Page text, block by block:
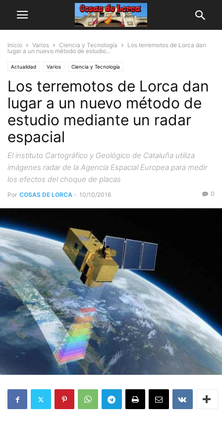
Inicio Varios Ciencia y Tecnología
Los terremotos de Lorca dan
lugar a un nuevo método de estudio...
Actualidad Varios Ciencia y Tecnología
Los terremotos de Lorca dan
lugar a un nuevo método de
estudio mediante un radar
espacial
El instituto Cartográfico y Geológico de Cataluña utiliza
imágenes radar de la Agencia Espacial Europea para medir
los efectos del choque de placas
Por COSAS DE LORCA - 10/10/2016 0